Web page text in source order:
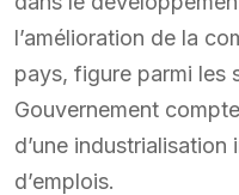
l’amélioration de la
pays, figure parmi les
Gouvernement
d’une
d’emplois.